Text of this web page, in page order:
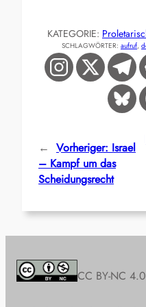
KATEGORIE:
SCHLAGWÖRTER: aufruf,
← Vorheriger: Israel
– Kampf um das
Scheidungsrecht
CC BY-NC 4.0